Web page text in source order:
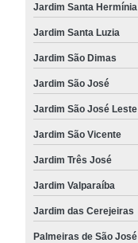
Jardim Santa Hermínia
Jardim Santa Luzia
Jardim São Dimas
Jardim São José
Jardim São José Leste
Jardim São Vicente
Jardim Três José
Jardim Valparaíba
Jardim das Cerejeiras
Palmeiras de São José